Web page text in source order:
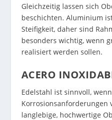
Gleichzeitig lassen sich
beschichten. Aluminium
Steifigkeit, daher sind
besonders wichtig, wenn
realisiert werden sollen.
ACERO
Edelstahl ist sinnvoll,
Korrosionsanforderungen
langlebige, hochwertige